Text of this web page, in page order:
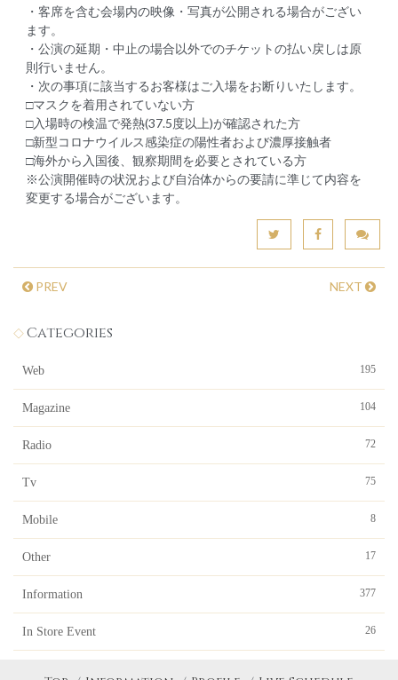
・客席を含む会場内の映像・写真が公開される場合がござい
ます。
・公演の延期・中止の場合以外でのチケットの払い戻しは原
則行いません。
・次の事項に該当するお客様はご入場をお断りいたします。
□マスクを着用されていない方
□入場時の検温で発熱(37.5度以上)が確認された方
□新型コロナウイルス感染症の陽性者および濃厚接触者
□海外から入国後、観察期間を必要とされている方
※公演開催時の状況および自治体からの要請に準じて内容を
変更する場合がございます。
PREV NEXT
Categories
Web 195
Magazine 104
Radio 72
Tv 75
Mobile 8
Other 17
Information 377
In Store Event 26